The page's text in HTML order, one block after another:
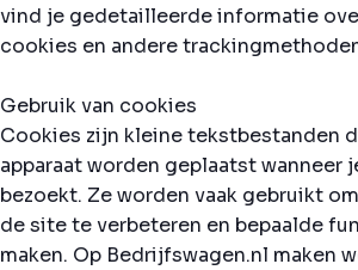
vind je gedetailleerde informatie
cookies en andere
Gebruik van cookies
Cookies zijn kleine tekstbestanden
apparaat worden geplaatst wanneer
bezoekt. Ze worden vaak gebruikt
de site te verbeteren en bepaalde
maken. Op Bedrijfswagen.nl maken